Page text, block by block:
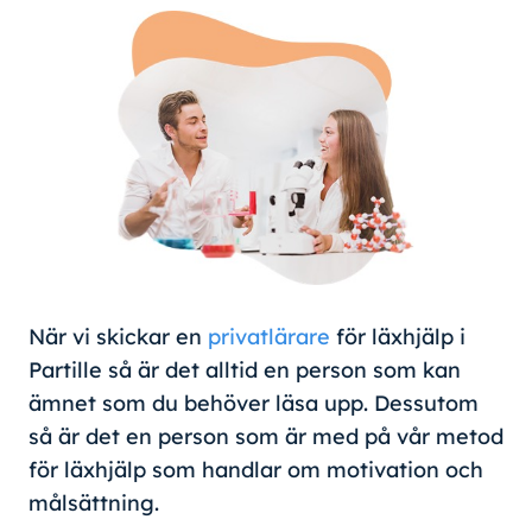
När vi skickar en privatlärare för läxhjälp i
Partille så är det alltid en person som kan
ämnet som du behöver läsa upp. Dessutom
så är det en person som är med på vår metod
för läxhjälp som handlar om motivation och
målsättning.